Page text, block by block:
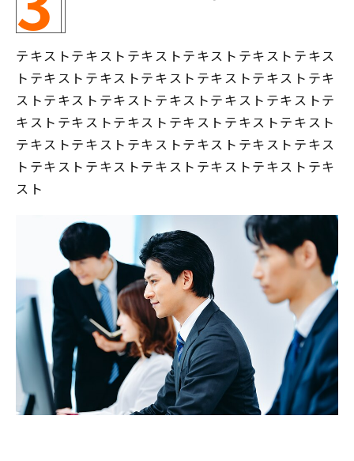
テキストテキストテキストテキストテキストテキス
トテキストテキストテキストテキストテキストテキ
ストテキストテキストテキストテキストテキストテ
キストテキストテキストテキストテキストテキスト
テキストテキストテキストテキストテキストテキス
トテキストテキストテキストテキストテキストテキ
スト